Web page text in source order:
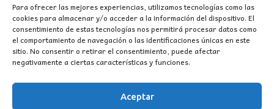
Para ofrecer las mejores experiencias, utilizamos tecnologías como las
cookies para almacenar y/o acceder a la información del dispositivo. El
consentimiento de estas tecnologías nos permitirá procesar datos como
el comportamiento de navegación o las identificaciones únicas en este
sitio. No consentir o retirar el consentimiento, puede afectar
negativamente a ciertas características y funciones.
Aceptar
CONTACTO
MI CUENTA